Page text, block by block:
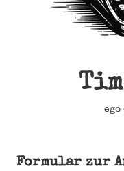
ego
Formular zur